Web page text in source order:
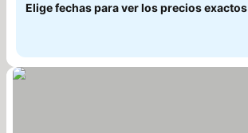
Elige fechas para ver los precios exactos